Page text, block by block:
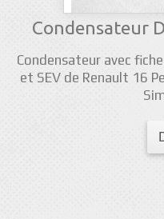
Condensateur
Condensateur avec
et SEV de Renault 16